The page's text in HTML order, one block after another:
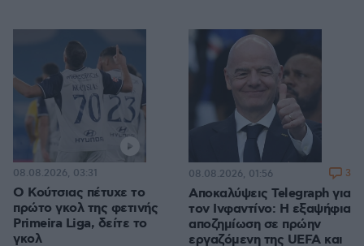
Ο Κούτσιας πέτυχε το
πρώτο γκολ της φετινής
Primeira Liga, δείτε το
γκολ
08.08.2026, 03:31
Αποκαλύψεις Telegraph για
τον Ινφαντίνο: Η εξαψήφια
αποζημίωση σε πρώην
εργαζόμενη της UEFA και
08.08.2026, 01:56 3